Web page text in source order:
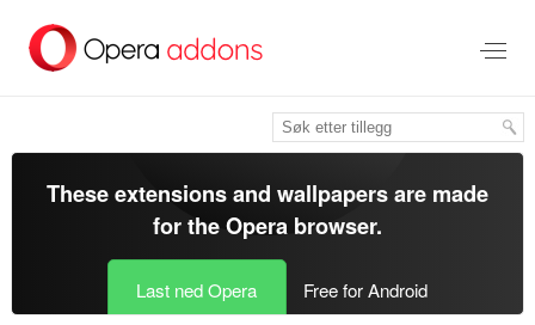
direkte
These extensions and wallpapers are made
for theOpera browser.
Last ned Opera Free for Android